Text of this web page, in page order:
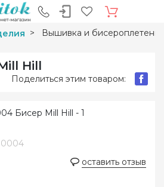
Вышивка и
Hill
Поделиться этим товаром:
оставить отзыв